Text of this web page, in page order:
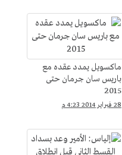
ماكسويل يمدد عقده مع
باريس سان جرمان حتى
2015
28 فبراير 2014 4:23 م